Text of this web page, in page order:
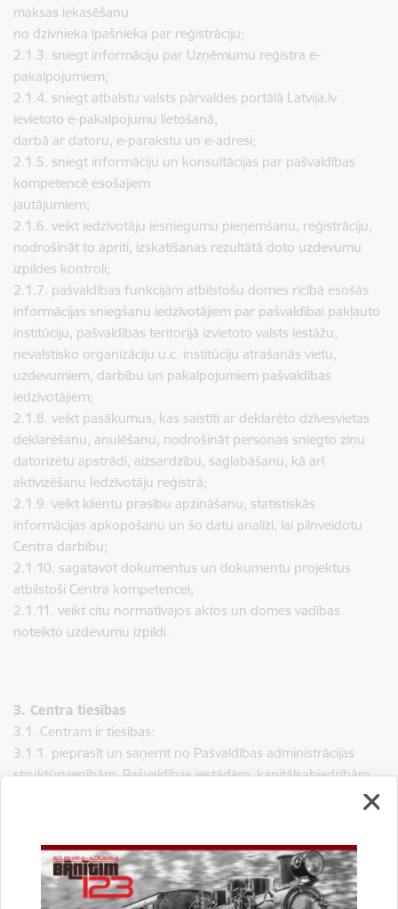
maksas iekasēšanu
no dzīvnieka īpašnieka par reģistrāciju;
2.1.3. sniegt informāciju par Uzņēmumu reģistra e-
pakalpojumiem;
2.1.4. sniegt atbalstu valsts pārvaldes portālā Latvija.lv
ievietoto e-pakalpojumu lietošanā,
darbā ar datoru, e-parakstu un e-adresi;
2.1.5. sniegt informāciju un konsultācijas par pašvaldības
kompetencē esošajiem
jautājumiem;
2.1.6. veikt iedzīvotāju iesniegumu pieņemšanu, reģistrāciju,
nodrošināt to apriti, izskatīšanas rezultātā doto uzdevumu
izpildes kontroli;
2.1.7. pašvaldības funkcijām atbilstošu domes rīcībā esošās
informācijas sniegšanu iedzīvotājiem par pašvaldībai pakļauto
institūciju, pašvaldības teritorijā izvietoto valsts iestāžu,
nevalstisko organizāciju u.c. institūciju atrašanās vietu,
uzdevumiem, darbību un pakalpojumiem pašvaldības
iedzīvotājiem;
2.1.8. veikt pasākumus, kas saistīti ar deklarēto dzīvesvietas
deklarēšanu, anulēšanu, nodrošināt personas sniegto ziņu
datorizētu apstrādi, aizsardzību, saglabāšanu, kā arī
aktivizēšanu Iedzīvotāju reģistrā;
2.1.9. veikt klientu prasību apzināšanu, statistiskās
informācijas apkopošanu un šo datu analīzi, lai pilnveidotu
Centra darbību;
2.1.10. sagatavot dokumentus un dokumentu projektus
atbilstoši Centra kompetencei;
2.1.11. veikt citu normatīvajos aktos un domes vadības
noteikto uzdevumu izpildi.
3. Centra tiesības
3.1. Centram ir tiesības:
3.1.1. pieprasīt un saņemt no Pašvaldības administrācijas
struktūrvienībām, Pašvaldības iestādēm, kapitālsabiedrībām
atsevišķu jautājumu risināšanai;
3.1.3. iesniegt Pašvaldības administrācijas un Nodaļas
vadītājiem priekšlikumus par jautājumiem, kas saistīti ar